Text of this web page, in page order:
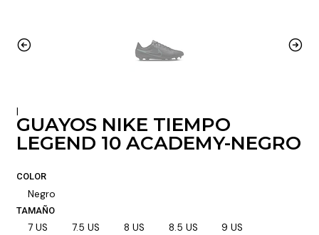
|
GUAYOS NIKE TIEMPO
LEGEND 10 ACADEMY-NEGRO
COLOR
Negro
TAMAÑO
7 US 7.5 US 8 US 8.5 US 9 US